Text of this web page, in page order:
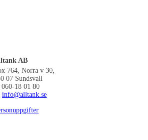
AB
764, Norra v 30,
07 Sundsvall
18 01 80
info@alltank.se